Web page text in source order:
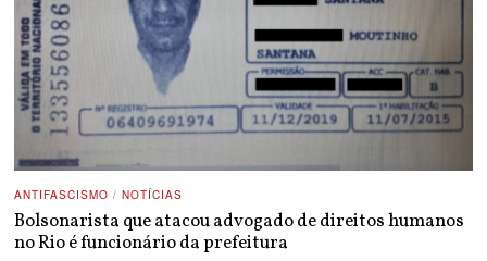
ANTIFASCISMO / NOTÍCIAS
Bolsonarista que atacou advogado de direitos humanos
no Rio é funcionário da prefeitura